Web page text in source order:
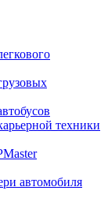
техники
автомобиля